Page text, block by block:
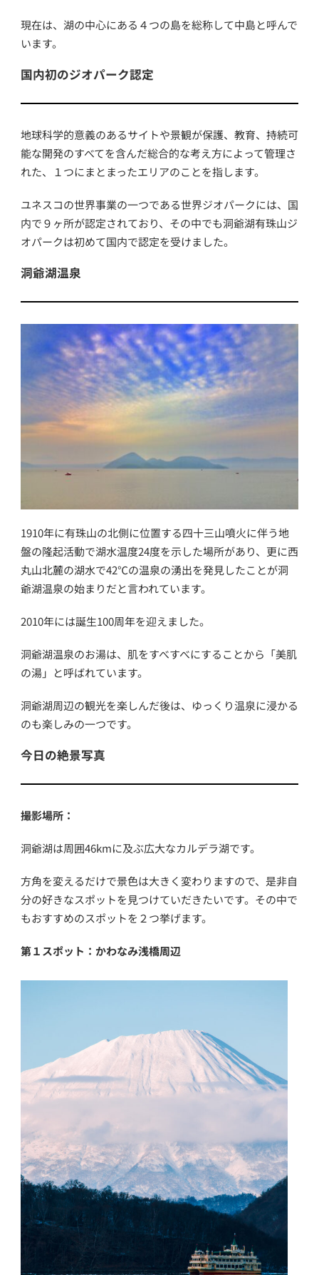
現在は、湖の中心にある４つの島を総称して中島と呼んで
います。
国内初のジオパーク認定
地球科学的意義のあるサイトや景観が保護、教育、持続可
能な開発のすべてを含んだ総合的な考え方によって管理さ
れた、１つにまとまったエリアのことを指します。
ユネスコの世界事業の一つである世界ジオパークには、国
内で９ヶ所が認定されており、その中でも洞爺湖有珠山ジ
オパークは初めて国内で認定を受けました。
洞爺湖温泉
1910年に有珠山の北側に位置する四十三山噴火に伴う地
盤の隆起活動で湖水温度24度を示した場所があり、更に西
丸山北麓の湖水で42℃の温泉の湧出を発見したことが洞
爺湖温泉の始まりだと言われています。
2010年には誕生100周年を迎えました。
洞爺湖温泉のお湯は、肌をすべすべにすることから「美肌
の湯」と呼ばれています。
洞爺湖周辺の観光を楽しんだ後は、ゆっくり温泉に浸かる
のも楽しみの一つです。
今日の絶景写真
撮影場所：
洞爺湖は周囲46kmに及ぶ広大なカルデラ湖です。
方角を変えるだけで景色は大きく変わりますので、是非自
分の好きなスポットを見つけていだきたいです。その中で
もおすすめのスポットを２つ挙げます。
第１スポット：かわなみ浅橋周辺